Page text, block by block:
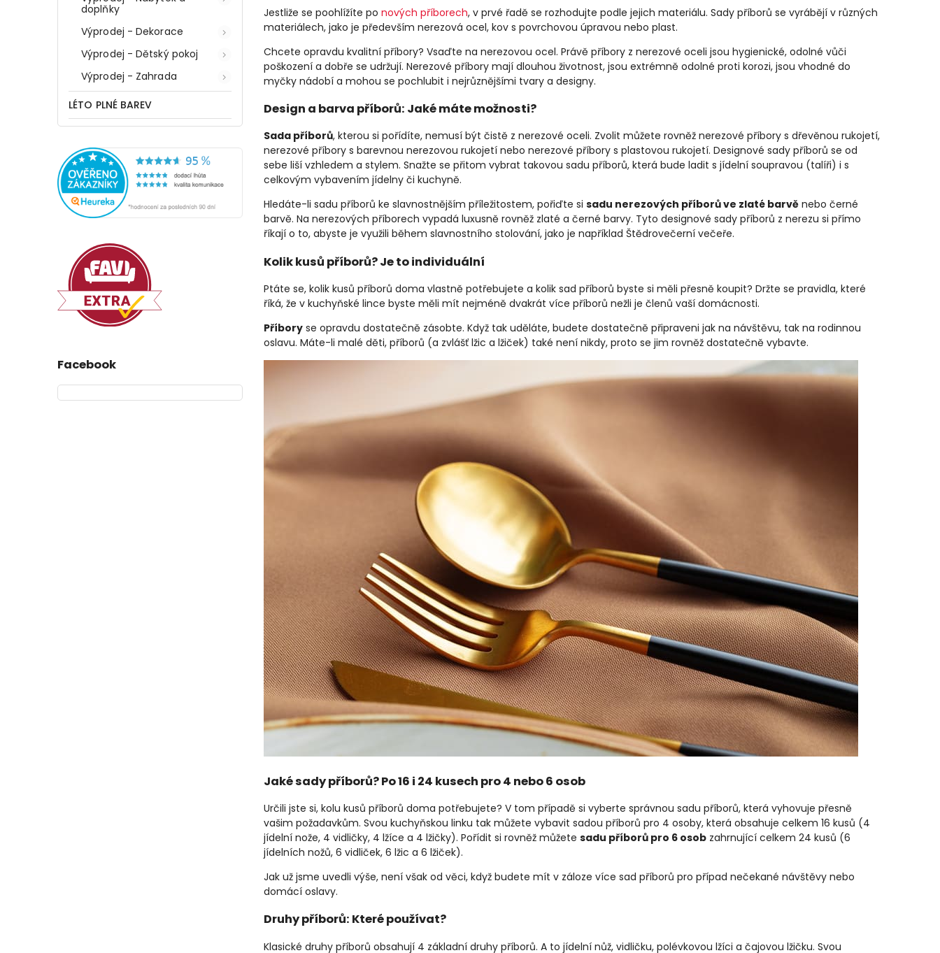
doplňky
Výprodej - Dekorace
Výprodej - Dětský pokoj
Výprodej - Zahrada
LÉTO PLNÉ BAREV
Facebook
Jestliže se poohlížíte po nových příborech, v prvé řadě se rozhodujte podle jejich materiálu. Sady příborů se vyrábějí v různých
materiálech, jako je především nerezová ocel, kov s povrchovou úpravou nebo plast.
Chcete opravdu kvalitní příbory? Vsaďte na nerezovou ocel. Právě příbory z nerezové oceli jsou hygienické, odolné vůči
poškození a dobře se udržují. Nerezové příbory mají dlouhou životnost, jsou extrémně odolné proti korozi, jsou vhodné do
myčky nádobí a mohou se pochlubit i nejrůznějšími tvary a designy.
Design a barva příborů: Jaké máte možnosti?
Sada příborů, kterou si pořídíte, nemusí být čistě z nerezové oceli. Zvolit můžete rovněž nerezové příbory s dřevěnou rukojetí,
nerezové příbory s barevnou nerezovou rukojetí nebo nerezové příbory s plastovou rukojetí. Designové sady příborů se od
sebe liší vzhledem a stylem. Snažte se přitom vybrat takovou sadu příborů, která bude ladit s jídelní soupravou (talíři) i s
celkovým vybavením jídelny či kuchyně.
Hledáte-li sadu příborů ke slavnostnějším příležitostem, pořiďte si sadu nerezových příborů ve zlaté barvě nebo černé
barvě. Na nerezových příborech vypadá luxusně rovněž zlaté a černé barvy. Tyto designové sady příborů z nerezu si přímo
říkají o to, abyste je využili během slavnostního stolování, jako je například Štědrovečerní večeře.
Kolik kusů příborů? Je to individuální
Ptáte se, kolik kusů příborů doma vlastně potřebujete a kolik sad příborů byste si měli přesně koupit? Držte se pravidla, které
říká, že v kuchyňské lince byste měli mít nejméně dvakrát více příborů nežli je členů vaší domácnosti.
Příbory se opravdu dostatečně zásobte. Když tak uděláte, budete dostatečně připraveni jak na návštěvu, tak na rodinnou
oslavu. Máte-li malé děti, příborů (a zvlášť lžic a lžiček) také není nikdy, proto se jim rovněž dostatečně vybavte.
Jaké sady příborů? Po 16 i 24 kusech pro 4 nebo 6 osob
Určili jste si, kolu kusů příborů doma potřebujete? V tom případě si vyberte správnou sadu příborů, která vyhovuje přesně
vašim požadavkům. Svou kuchyňskou linku tak můžete vybavit sadou příborů pro 4 osoby, která obsahuje celkem 16 kusů (4
jídelní nože, 4 vidličky, 4 lžíce a 4 lžičky). Pořídit si rovněž můžete sadu příborů pro 6 osob zahrnující celkem 24 kusů (6
jídelních nožů, 6 vidliček, 6 lžic a 6 lžiček).
Jak už jsme uvedli výše, není však od věci, když budete mít v záloze více sad příborů pro případ nečekané návštěvy nebo
domácí oslavy.
Druhy příborů: Které používat?
Klasické druhy příborů obsahují 4 základní druhy příborů. A to jídelní nůž, vidličku, polévkovou lžíci a čajovou lžičku. Svou